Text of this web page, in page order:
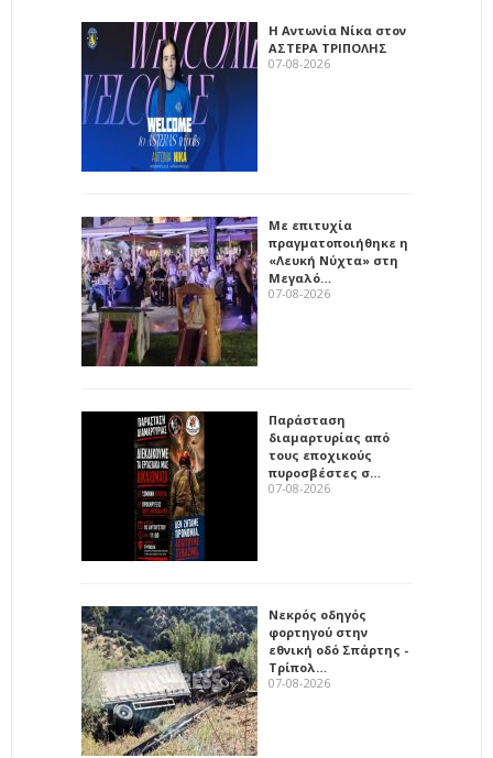
Η Αντωνία Νίκα στον
ΑΣΤΕΡΑ ΤΡΙΠΟΛΗΣ
07-08-2026
Με επιτυχία
πραγματοποιήθηκε η
«Λευκή Νύχτα» στη
Μεγαλό…
07-08-2026
Παράσταση
διαμαρτυρίας από
τους εποχικούς
πυροσβέστες σ…
07-08-2026
Νεκρός οδηγός
φορτηγού στην
εθνική οδό Σπάρτης -
Τρίπολ…
07-08-2026